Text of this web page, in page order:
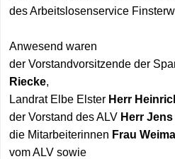
des Arbeitslosenservice
Anwesend waren
der Vorstandvorsitzende der
Riecke,
Landrat Elbe Elster Herr
der Vorstand des ALV Herr
die Mitarbeiterinnen Frau
vom ALV sowie